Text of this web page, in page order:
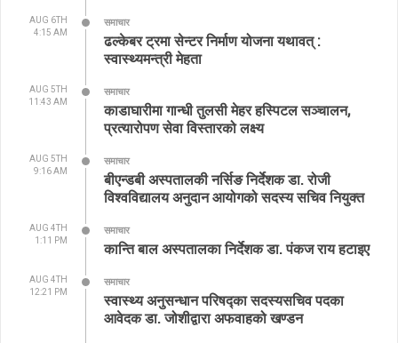
AUG 6TH
4:15 AM
समाचार
ढल्केबर ट्रमा सेन्टर निर्माण योजना यथावत् :
स्वास्थ्यमन्त्री मेहता
AUG 5TH
11:43 AM
समाचार
काडाघारीमा गान्धी तुलसी मेहर हस्पिटल सञ्चालन,
प्रत्यारोपण सेवा विस्तारको लक्ष्य
AUG 5TH
9:16 AM
समाचार
बीएन्डबी अस्पतालकी नर्सिङ निर्देशक डा. रोजी
विश्वविद्यालय अनुदान आयोगको सदस्य सचिव नियुक्त
AUG 4TH
1:11 PM
समाचार
कान्ति बाल अस्पतालका निर्देशक डा. पंकज राय हटाइए
AUG 4TH
12:21 PM
समाचार
स्वास्थ्य अनुसन्धान परिषद्का सदस्यसचिव पदका
आवेदक डा. जोशीद्वारा अफवाहको खण्डन